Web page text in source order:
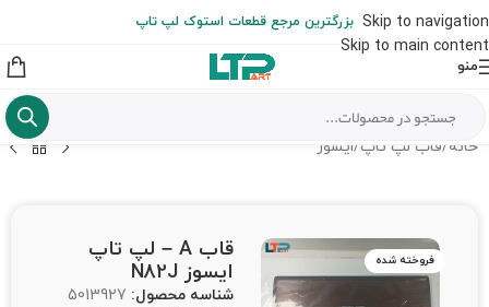
Skip to navigation
Skip to main content
از شهرستان به عهده مشتری است)
بزرگترین مرجع قطعات استوک لپ تاپ
منو
خانه /قاب لپ تاپ/ایسوز
فروخته شده
قاب A – لپ تاپ
ایسوز N82J
شناسه محصول: 5013927